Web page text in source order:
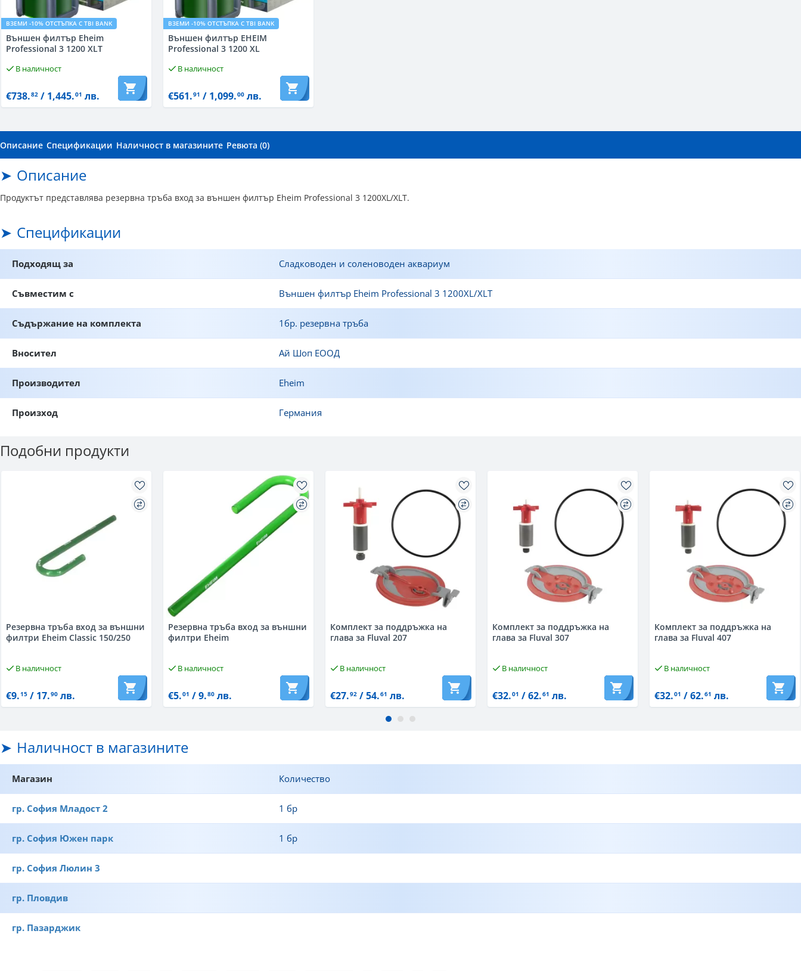
ВЗЕМИ -10% ОТСТЪПКА С TBI BANK
Външен филтър Eheim
Professional 3 1200 XLT
В наличност
€738.82 / 1,445.01 лв.
ВЗЕМИ -10% ОТСТЪПКА С TBI BANK
Външен филтър EHEIM
Professional 3 1200 XL
В наличност
€561.91 / 1,099.00 лв.
Описание Спецификации Наличност в магазините Ревюта (0)
Описание
Продуктът представлява резервна тръба вход за външен филтър Eheim Professional 3 1200XL/XLT.
Спецификации
Подходящ за Сладководен и соленоводен аквариум
Съвместим с Външен филтър Eheim Professional 3 1200XL/XLT
Съдържание на комплекта 1бр. резервна тръба
Вносител Ай Шоп ЕООД
Производител Eheim
Произход Германия
Подобни продукти
Резервна тръба вход за външни
филтри Eheim Classic 150/250
В наличност
€9.15 / 17.90 лв.
Резервна тръба вход за външни
филтри Eheim
В наличност
€5.01 / 9.80 лв.
Комплект за поддръжка на
глава за Fluval 207
В наличност
€27.92 / 54.61 лв.
Комплект за поддръжка на
глава за Fluval 307
В наличност
€32.01 / 62.61 лв.
Комплект за поддръжка на
глава за Fluval 407
В наличност
€32.01 / 62.61 лв.
Наличност в магазините
Магазин Количество
гр. София Младост 2 1 бр
гр. София Южен парк 1 бр
гр. София Люлин 3
гр. Пловдив
гр. Пазарджик